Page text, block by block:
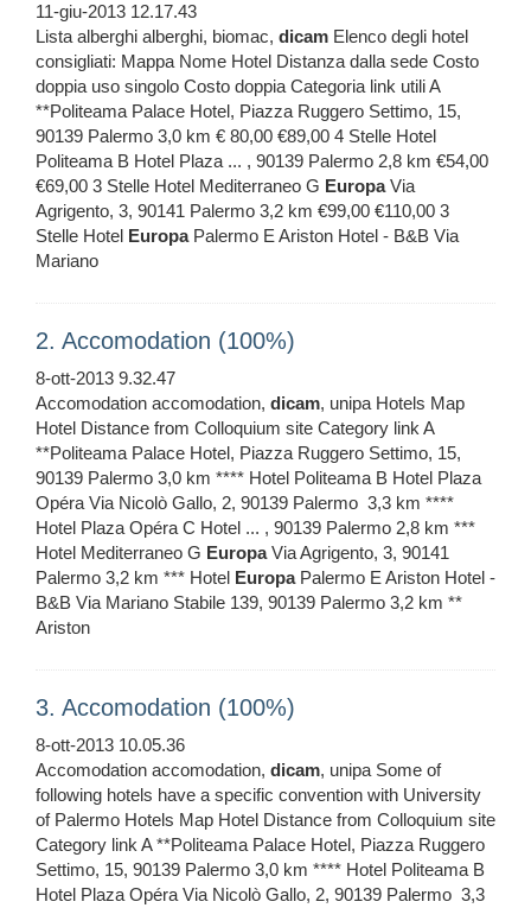
11-giu-2013 12.17.43
Lista alberghi alberghi, biomac, dicam Elenco degli hotel
consigliati: Mappa Nome Hotel Distanza dalla sede Costo
doppia uso singolo Costo doppia Categoria link utili A
**Politeama Palace Hotel, Piazza Ruggero Settimo, 15,
90139 Palermo 3,0 km € 80,00 €89,00 4 Stelle Hotel
Politeama B Hotel Plaza ... , 90139 Palermo 2,8 km €54,00
€69,00 3 Stelle Hotel Mediterraneo G EuropaVia
Agrigento, 3, 90141 Palermo 3,2 km €99,00 €110,00 3
Stelle Hotel EuropaPalermo E Ariston Hotel - B&B Via
Mariano
2. Accomodation (100%)
8-ott-2013 9.32.47
Accomodation accomodation, dicam, unipa Hotels Map
Hotel Distance from Colloquium site Category link A
**Politeama Palace Hotel, Piazza Ruggero Settimo, 15,
90139 Palermo 3,0 km **** Hotel Politeama B Hotel Plaza
Opéra Via Nicolò Gallo, 2, 90139 Palermo ‎ 3,3 km ****
Hotel Plaza Opéra C Hotel ... , 90139 Palermo 2,8 km ***
Hotel Mediterraneo G EuropaVia Agrigento, 3, 90141
Palermo 3,2 km *** Hotel EuropaPalermo E Ariston Hotel -
B&B Via Mariano Stabile 139, 90139 Palermo 3,2 km **
Ariston
3. Accomodation (100%)
8-ott-2013 10.05.36
Accomodation accomodation, dicam, unipa Some of
following hotels have a specific convention with University
of Palermo Hotels Map Hotel Distance from Colloquium site
Category link A **Politeama Palace Hotel, Piazza Ruggero
Settimo, 15, 90139 Palermo 3,0 km **** Hotel Politeama B
Hotel Plaza Opéra Via Nicolò Gallo, 2, 90139 Palermo ‎ 3,3